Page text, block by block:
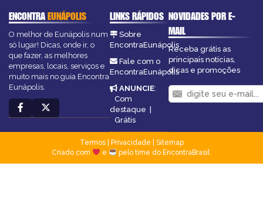
ENCONTRAEUNÁPOLIS
O melhor de Eunápolis num
só lugar! Dicas, onde ir, o
que fazer, as melhores
empresas, locais, serviços e
muito mais no guia Encontra
Eunápolis.
LINKS RÁPIDOS
Sobre
EncontraEunápolis
Fale com o
EncontraEunápolis
ANUNCIE:
Com
destaque |
Grátis
NOVIDADES POR E-
MAIL
Receba grátis as
principais notícias,
dicas e promoções
Termos| Privacidade
Sitemap
Criado com
e pelo time do EncontraBrasil